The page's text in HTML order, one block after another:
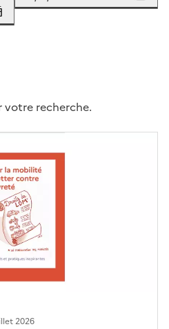
votre recherche.
2026